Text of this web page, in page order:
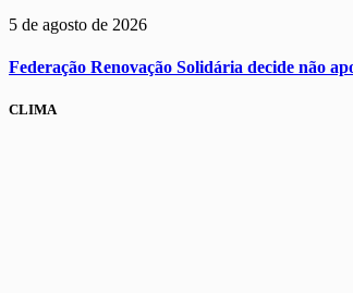
5 de agosto de 2026
Federação Renovação Solidária decide não
CLIMA